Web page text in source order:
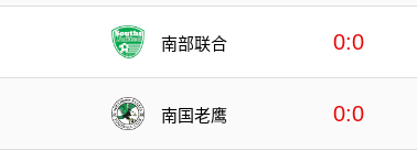
南部联合 0:0
南国老鹰 0:0